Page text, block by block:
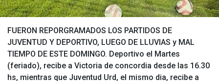
FUERON REPORGRAMADOS LOS PARTIDOS DE
JUVENTUD Y DEPORTIVO, LUEGO DE LLUVIAS y MAL
TIEMPO DE ESTE DOMINGO. Deportivo el Martes
(feriado), recibe a Victoria de concordia desde las 16.30
hs, mientras que Juventud Urd, el mismo dia, recibe a